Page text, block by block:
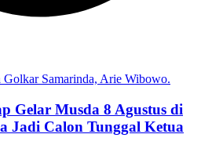
Gelar Musda 8 Agustus di
Jadi Calon Tunggal Ketua